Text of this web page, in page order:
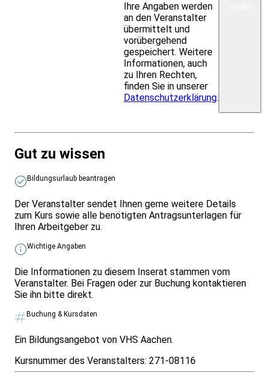
Ihre Angaben werden
an den Veranstalter
übermittelt und
vorübergehend
gespeichert. Weitere
Informationen, auch
zu Ihren Rechten,
finden Sie in unserer
Datenschutzerklärung.
Gut zu wissen
Bildungsurlaub beantragen
Der Veranstalter sendet Ihnen gerne weitere Details
zum Kurs sowie alle benötigten Antragsunterlagen für
Ihren Arbeitgeber zu.
Wichtige Angaben
Die Informationen zu diesem Inserat stammen vom
Veranstalter. Bei Fragen oder zur Buchung kontaktieren
Sie ihn bitte direkt.
Buchung & Kursdaten
Ein Bildungsangebot von VHS Aachen.
Kursnummer des Veranstalters: 271-08116